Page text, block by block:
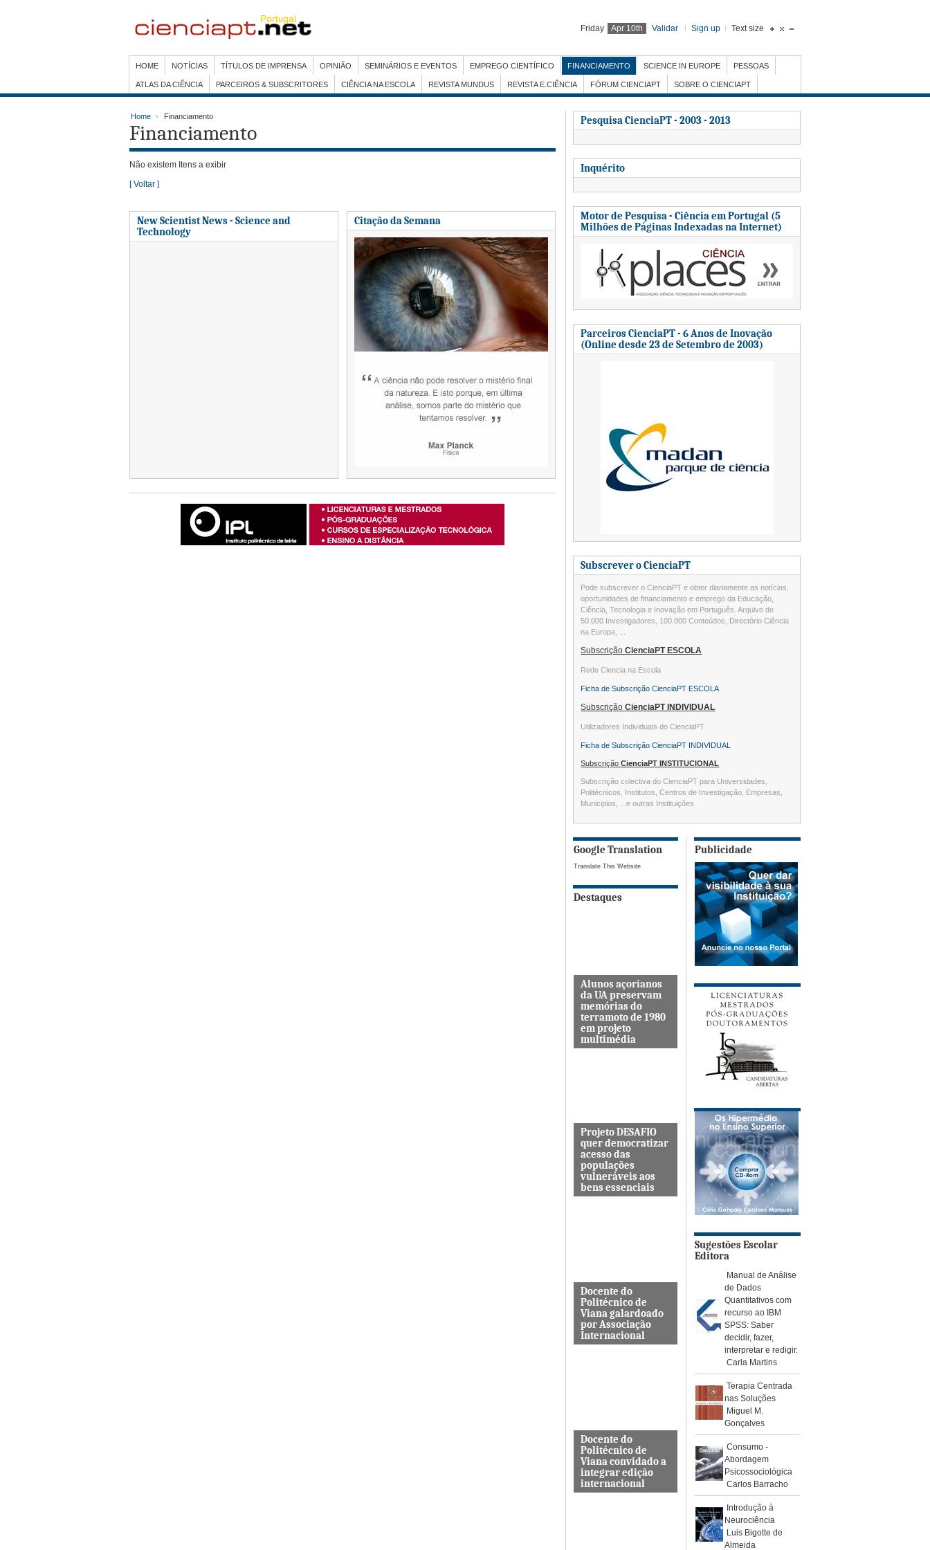
Friday Apr 10th Validar Sign up Text size
HOME NOTÍCIAS TÍTULOS DE IMPRENSA OPINIÃO SEMINÁRIOS E EVENTOS EMPREGO CIENTÍFICO FINANCIAMENTO SCIENCE IN EUROPE PESSOAS
ATLAS DA CIÊNCIA PARCEIROS & SUBSCRITORES CIÊNCIA NA ESCOLA REVISTA MUNDUS REVISTA E.CIÊNCIA FÓRUM CIENCIAPT SOBRE O CIENCIAPT
Home Financiamento
Financiamento
Não existem Itens a exibir
[ Voltar ]
New Scientist News - Science and
Technology
Citação da Semana
Pesquisa CienciaPT - 2003 - 2013
Inquérito
Motor de Pesquisa - Ciência em Portugal (5
Milhões de Páginas Indexadas na Internet)
Parceiros CienciaPT - 6 Anos de Inovação
(Online desde 23 de Setembro de 2003)
Subscrever o CienciaPT
Pode subscrever o CienciaPT e obter diariamente as notícias,
oportunidades de financiamento e emprego da Educação,
Ciência, Tecnologia e Inovação em Português. Arquivo de
50.000 Investigadores, 100.000 Conteúdos, Directório Ciência
na Europa, ...
SubscriçãoCienciaPT ESCOLA
Rede Ciencia na Escola
Ficha de Subscrição CienciaPT ESCOLA
SubscriçãoCienciaPT INDIVIDUAL
Utilizadores Individuais do CienciaPT
Ficha de Subscrição CienciaPT INDIVIDUAL
SubscriçãoCienciaPT INSTITUCIONAL
Subscrição colectiva do CienciaPT para Universidades,
Politécnicos, Institutos, Centros de Investigação, Empresas,
Municipios, ...e outras Instituições
Google Translation
Translate This Website
Destaques
Alunos açorianos
da UA preservam
memórias do
terramoto de 1980
em projeto
multimédia
Projeto DESAFIO
quer democratizar
acesso das
populações
vulneráveis aos
bens essenciais
Docente do
Politécnico de
Viana galardoado
por Associação
Internacional
Docente do
Politécnico de
Viana convidado a
integrar edição
internacional
Publicidade
Sugestões Escolar
Editora
Manual de Análise
de Dados
Quantitativos com
recurso ao IBM
SPSS: Saber
decidir, fazer,
interpretar e redigir.
Carla Martins
Terapia Centrada
nas Soluções
Miguel M.
Gonçalves
Consumo -
Abordagem
Psicossociológica
Carlos Barracho
Introdução à
Neurociência
Luis Bigotte de
Almeida